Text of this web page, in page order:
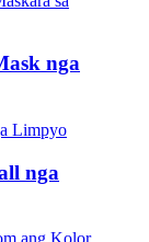
nga
nga